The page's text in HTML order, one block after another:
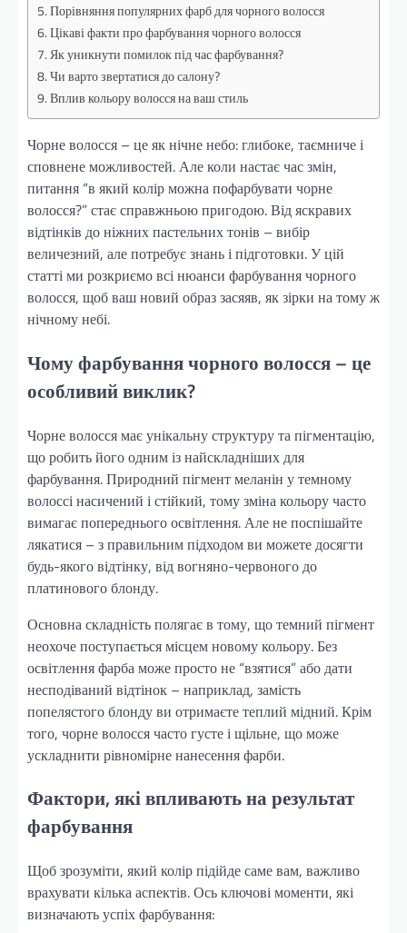
Порівняння популярних фарб для чорного волосся
Цікаві факти про фарбування чорного волосся
Як уникнути помилок під час фарбування?
Чи варто звертатися до салону?
Вплив кольору волосся на ваш стиль
Чорне волосся – це як нічне небо: глибоке, таємниче і
сповнене можливостей. Але коли настає час змін,
питання “в який колір можна пофарбувати чорне
волосся?” стає справжньою пригодою. Від яскравих
відтінків до ніжних пастельних тонів – вибір
величезний, але потребує знань і підготовки. У цій
статті ми розкриємо всі нюанси фарбування чорного
волосся, щоб ваш новий образ засяяв, як зірки на тому ж
нічному небі.
Чому фарбування чорного волосся – це
особливий виклик?
Чорне волосся має унікальну структуру та пігментацію,
що робить його одним із найскладніших для
фарбування. Природний пігмент меланін у темному
волоссі насичений і стійкий, тому зміна кольору часто
вимагає попереднього освітлення. Але не поспішайте
лякатися – з правильним підходом ви можете досягти
будь-якого відтінку, від вогняно-червоного до
платинового блонду.
Основна складність полягає в тому, що темний пігмент
неохоче поступається місцем новому кольору. Без
освітлення фарба може просто не “взятися” або дати
несподіваний відтінок – наприклад, замість
попелястого блонду ви отримаєте теплий мідний. Крім
того, чорне волосся часто густе і щільне, що може
ускладнити рівномірне нанесення фарби.
Фактори, які впливають на результат
фарбування
Щоб зрозуміти, який колір підійде саме вам, важливо
врахувати кілька аспектів. Ось ключові моменти, які
визначають успіх фарбування: